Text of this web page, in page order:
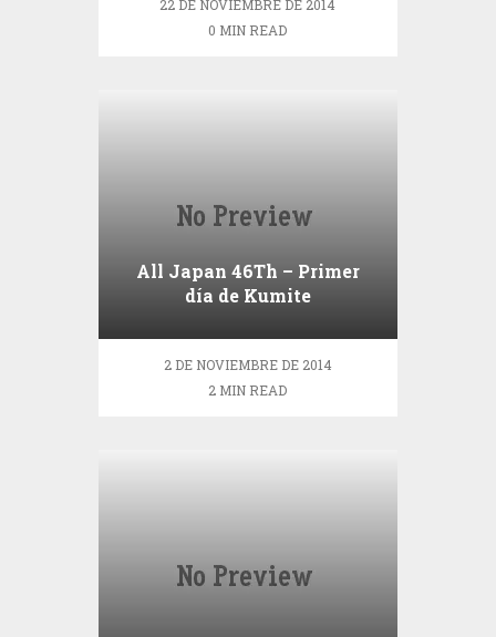
22 DE NOVIEMBRE DE 2014
0 MIN READ
All Japan 46Th – Primer
día de Kumite
2 DE NOVIEMBRE DE 2014
2 MIN READ